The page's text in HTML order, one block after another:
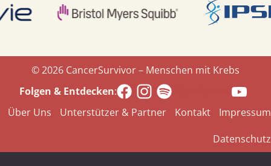
© 2026 CancerSurvivor – Menschen mit Krebs
Folgen & Entdecken:
Über Uns
Unterstützer & Partner Kontakt
Impressum
Datenschutz